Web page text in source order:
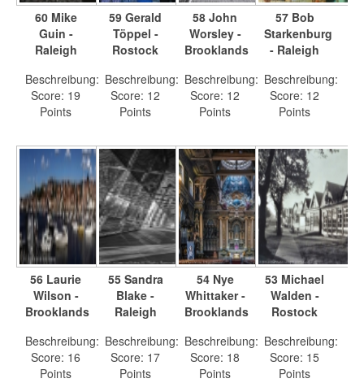
60 Mike
Guin -
Raleigh
Beschreibung:
Score: 19
Points
59 Gerald
Töppel -
Rostock
Beschreibung:
Score: 12
Points
58 John
Worsley -
Brooklands
Beschreibung:
Score: 12
Points
57 Bob
Starkenburg
- Raleigh
Beschreibung:
Score: 12
Points
56 Laurie
Wilson -
Brooklands
Beschreibung:
Score: 16
Points
55 Sandra
Blake -
Raleigh
Beschreibung:
Score: 17
Points
54 Nye
Whittaker -
Brooklands
Beschreibung:
Score: 18
Points
53 Michael
Walden -
Rostock
Beschreibung:
Score: 15
Points